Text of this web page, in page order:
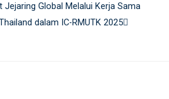
Jejaring Global Melalui Kerja Sama
dalam IC-RMUTK 2025